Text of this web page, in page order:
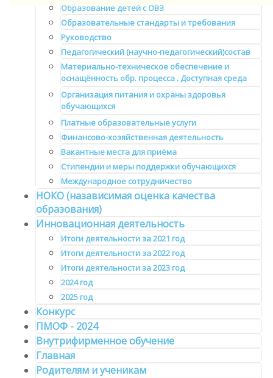
Образование детей с ОВЗ
Образовательные стандарты и требования
Руководство
Педагогический (научно-педагогический)состав
Материально-техническое обеспечение и
оснащённость обр. процесса . Доступная среда
Организация питания и охраны здоровья
обучающихся
Платные образовательные услуги
Финансово-хозяйственная деятельность
Вакантные места для приёма
Стипендии и меры поддержки обучающихся
Международное сотрудничество
НОКО (назависимая оценка качества
образования)
Инновационная деятельность
Итоги деятельности за 2021 год
Итоги деятельности за 2022 год
Итоги деятельности за 2023 год
2024 год
2025 год
Конкурс
ПМОФ - 2024
Внутрифирменное обучение
Главная
Родителям и ученикам